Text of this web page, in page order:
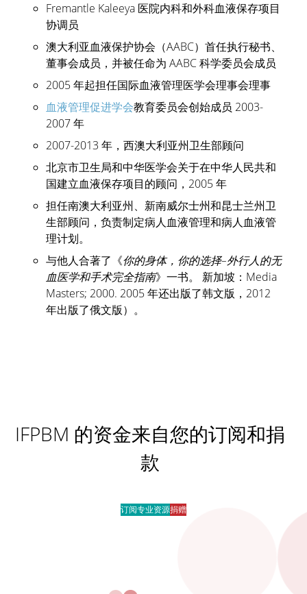
Fremantle Kaleeya 医院内科和外科血液保存项目
协调员
澳大利亚血液保护协会（AABC）首任执行秘书、
董事会成员，并被任命为 AABC 科学委员会成员
2005 年起担任国际血液管理医学会理事会理事
血液管理促进学会教育委员会创始成员 2003-
2007 年
2007-2013 年，西澳大利亚州卫生部顾问
北京市卫生局和中华医学会关于在中华人民共和
国建立血液保存项目的顾问，2005 年
担任南澳大利亚州、新南威尔士州和昆士兰州卫
生部顾问，负责制定病人血液管理和病人血液管
理计划。
与他人合著了《你的身体，你的选择–外行人的无
血医学和手术完全指南》一书。 新加坡：Media
Masters; 2000. 2005 年还出版了韩文版，2012
年出版了俄文版）。
IFPBM 的资金来自您的订阅和捐
款
订阅专业资源捐赠